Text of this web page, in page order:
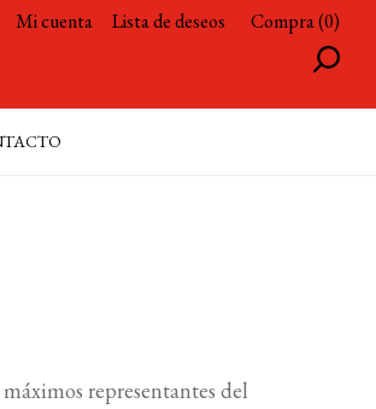
Mi cuenta Lista de deseos Compra (0)
representantes del